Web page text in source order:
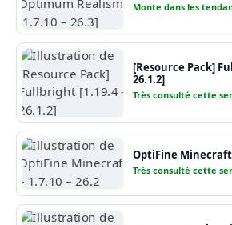
Monte dans les
[Resource Pack]
26.1.2]
Très consulté cette
OptiFine Minecraft
Très consulté cette